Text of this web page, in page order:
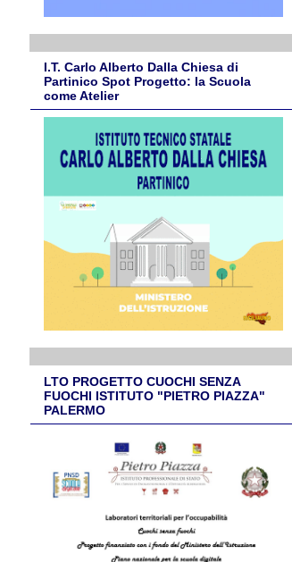
I.T. Carlo Alberto Dalla Chiesa di
Partinico Spot Progetto: la Scuola
come Atelier
LTO PROGETTO CUOCHI SENZA
FUOCHI ISTITUTO "PIETRO PIAZZA"
PALERMO